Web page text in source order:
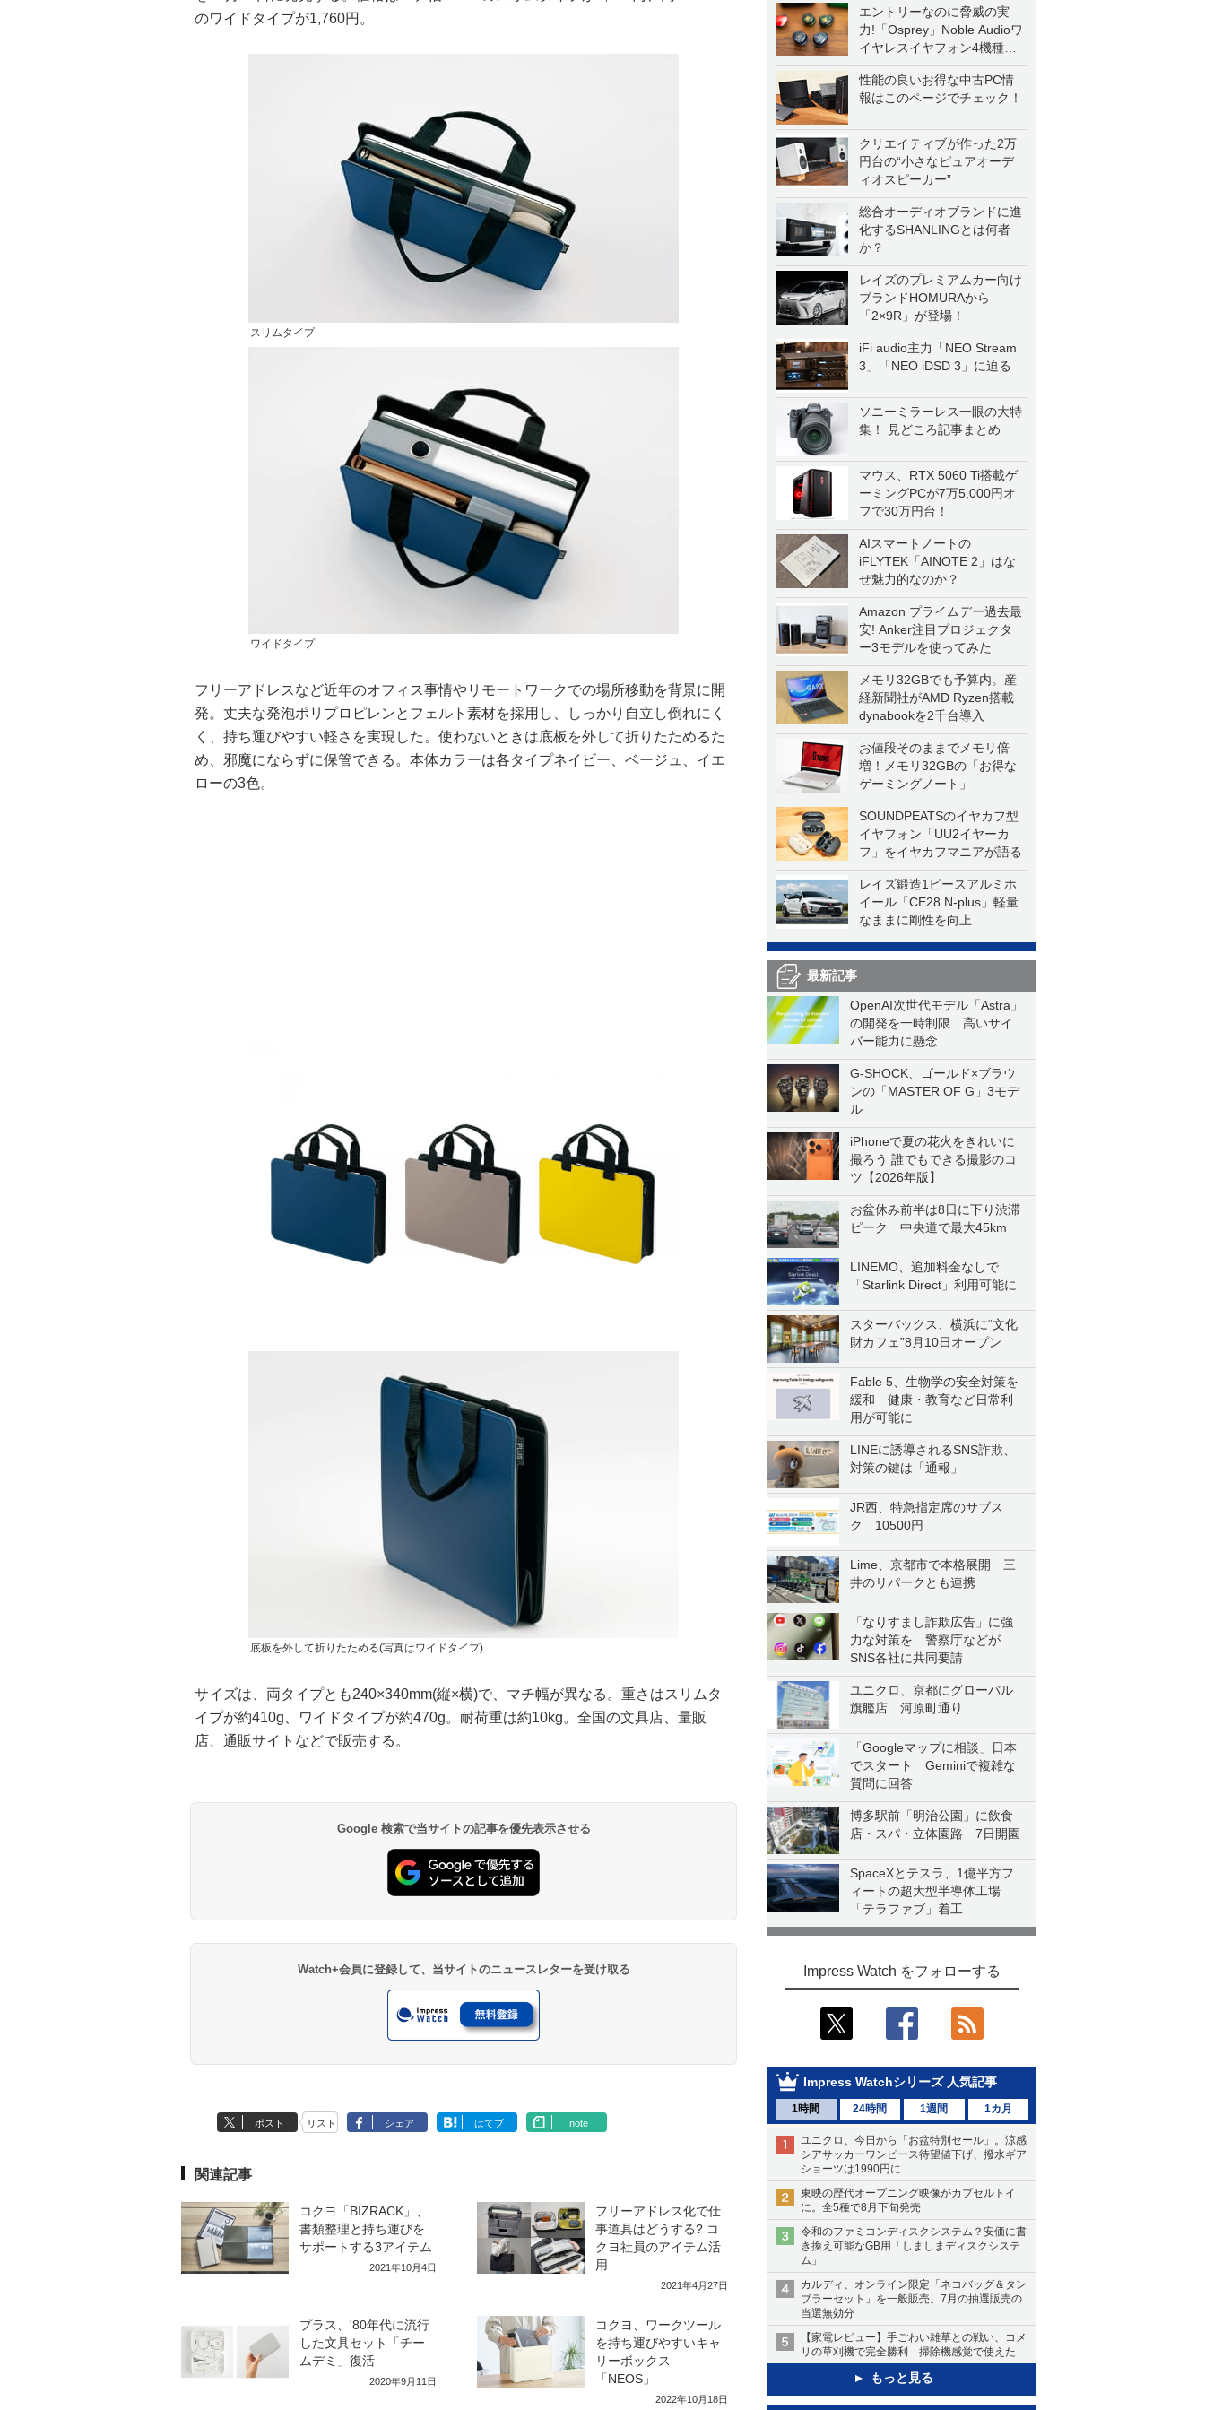
エントリーなのに脅威の実
力!「Osprey」Noble Audioワ
イヤレスイヤフォン4機種を
一気に聴く
性能の良いお得な中古PC情
報はこのページでチェック！
クリエイティブが作った2万
円台の“小さなピュアオーデ
ィオスピーカー”
総合オーディオブランドに進
化するSHANLINGとは何者
か？
レイズのプレミアムカー向け
ブランドHOMURAから
「2×9R」が登場！
iFi audio主力「NEO Stream
3」「NEO iDSD 3」に迫る
ソニーミラーレス一眼の大特
集！ 見どころ記事まとめ
マウス、RTX 5060 Ti搭載ゲ
ーミングPCが7万5,000円オ
フで30万円台！
AIスマートノートの
iFLYTEK「AINOTE 2」はな
ぜ魅力的なのか？
Amazon プライムデー過去最
安! Anker注目プロジェクタ
ー3モデルを使ってみた
メモリ32GBでも予算内。産
経新聞社がAMD Ryzen搭載
dynabookを2千台導入
お値段そのままでメモリ倍
増！メモリ32GBの「お得な
ゲーミングノート」
SOUNDPEATSのイヤカフ型
イヤフォン「UU2イヤーカ
フ」をイヤカフマニアが語る
レイズ鍛造1ピースアルミホ
イール「CE28 N-plus」軽量
なままに剛性を向上
最新記事
OpenAI次世代モデル「Astra」
の開発を一時制限 高いサイ
バー能力に懸念
G-SHOCK、ゴールド×ブラウ
ンの「MASTER OF G」3モデ
ル
iPhoneで夏の花火をきれいに
撮ろう 誰でもできる撮影のコ
ツ【2026年版】
お盆休み前半は8日に下り渋滞
ピーク 中央道で最大45km
LINEMO、追加料金なしで
「Starlink Direct」利用可能に
スターバックス、横浜に“文化
財カフェ”8月10日オープン
Fable 5、生物学の安全対策を
緩和 健康・教育など日常利
用が可能に
LINEに誘導されるSNS詐欺、
対策の鍵は「通報」
JR西、特急指定席のサブス
ク 10500円
Lime、京都市で本格展開 三
井のリパークとも連携
「なりすまし詐欺広告」に強
力な対策を 警察庁などが
SNS各社に共同要請
ユニクロ、京都にグローバル
旗艦店 河原町通り
「Googleマップに相談」日本
でスタート Geminiで複雑な
質問に回答
博多駅前「明治公園」に飲食
店・スパ・立体園路 7日開園
SpaceXとテスラ、1億平方フ
ィートの超大型半導体工場
「テラファブ」着工
Impress Watch をフォローする
Impress Watchシリーズ 人気記事
1時間 24時間 1週間 1カ月
ユニクロ、今日から「お盆特別セール」。涼感
シアサッカーワンピース待望値下げ、撥水ギア
ショーツは1990円に
東映の歴代オープニング映像がカプセルトイ
に。全5種で8月下旬発売
令和のファミコンディスクシステム？安価に書
き換え可能なGB用「しましまディスクシステ
ム」
カルディ、オンライン限定「ネコバッグ＆タン
ブラーセット」を一般販売。7月の抽選販売の
当選無効分
【家電レビュー】手ごわい雑草との戦い、コメ
リの草刈機で完全勝利 掃除機感覚で使えた
もっと見る
のワイドタイプが1,760円。
スリムタイプ
ワイドタイプ
フリーアドレスなど近年のオフィス事情やリモートワークでの場所移動を背景に開
発。丈夫な発泡ポリプロピレンとフェルト素材を採用し、しっかり自立し倒れにく
く、持ち運びやすい軽さを実現した。使わないときは底板を外して折りたためるた
め、邪魔にならずに保管できる。本体カラーは各タイプネイビー、ベージュ、イエ
ローの3色。
底板を外して折りたためる(写真はワイドタイプ)
サイズは、両タイプとも240×340mm(縦×横)で、マチ幅が異なる。重さはスリムタ
イプが約410g、ワイドタイプが約470g。耐荷重は約10kg。全国の文具店、量販
店、通販サイトなどで販売する。
Google 検索で当サイトの記事を優先表示させる
Watch+会員に登録して、当サイトのニュースレターを受け取る
ポスト リスト シェア はてブ note
関連記事
コクヨ「BIZRACK」、
書類整理と持ち運びを
サポートする3アイテム
2021年10月4日
フリーアドレス化で仕
事道具はどうする? コ
クヨ社員のアイテム活
用
2021年4月27日
プラス、'80年代に流行
した文具セット「チー
ムデミ」復活
2020年9月11日
コクヨ、ワークツール
を持ち運びやすいキャ
リーボックス
「NEOS」
2022年10月18日